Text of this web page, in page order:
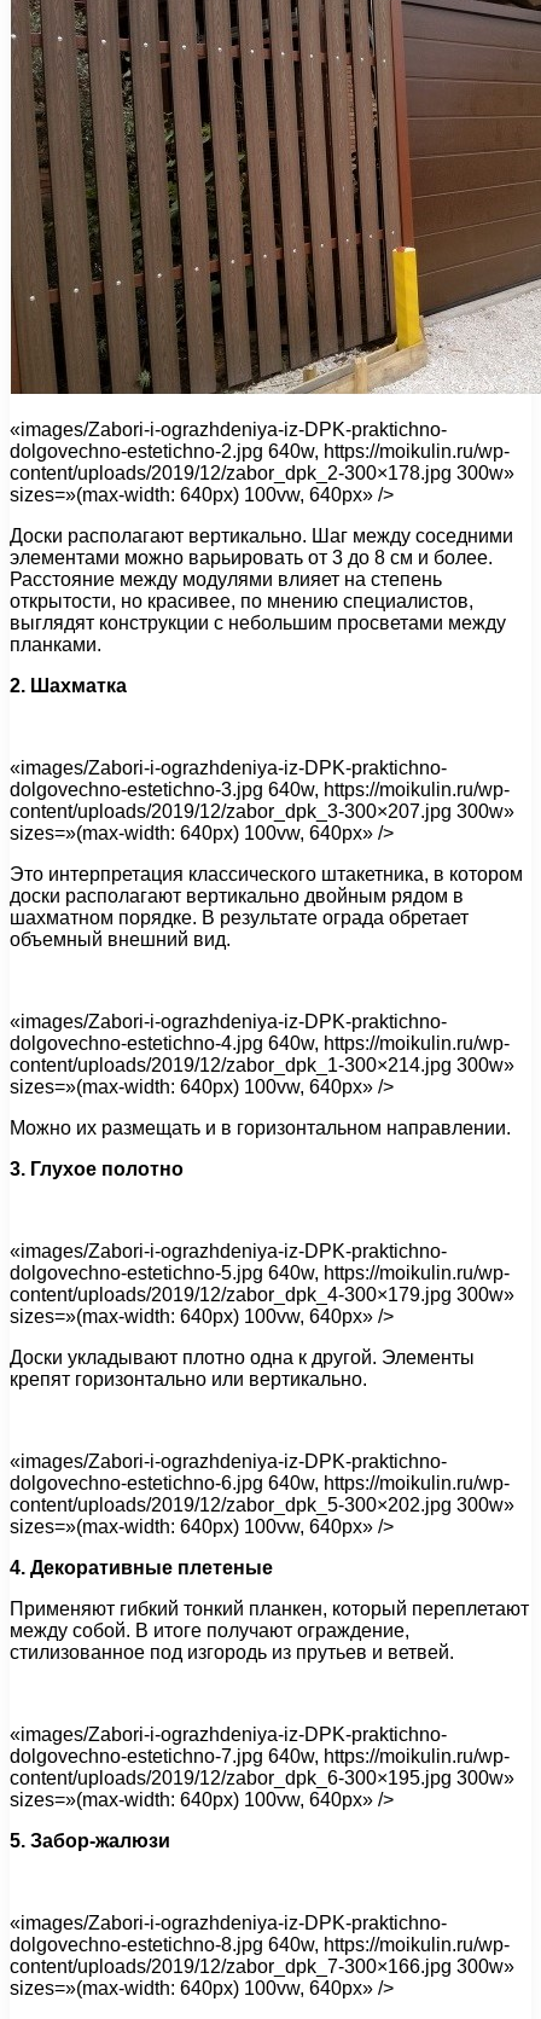
«images/Zabori-i-ograzhdeniya-iz-DPK-praktichno-
dolgovechno-estetichno-2.jpg 640w, https://moikulin.ru/wp-
content/uploads/2019/12/zabor_dpk_2-300×178.jpg 300w»
sizes=»(max-width: 640px) 100vw, 640px» />
Доски располагают вертикально. Шаг между соседними
элементами можно варьировать от 3 до 8 см и более.
Расстояние между модулями влияет на степень
открытости, но красивее, по мнению специалистов,
выглядят конструкции с небольшим просветами между
планками.
2. Шахматка
«images/Zabori-i-ograzhdeniya-iz-DPK-praktichno-
dolgovechno-estetichno-3.jpg 640w, https://moikulin.ru/wp-
content/uploads/2019/12/zabor_dpk_3-300×207.jpg 300w»
sizes=»(max-width: 640px) 100vw, 640px» />
Это интерпретация классического штакетника, в котором
доски располагают вертикально двойным рядом в
шахматном порядке. В результате ограда обретает
объемный внешний вид.
«images/Zabori-i-ograzhdeniya-iz-DPK-praktichno-
dolgovechno-estetichno-4.jpg 640w, https://moikulin.ru/wp-
content/uploads/2019/12/zabor_dpk_1-300×214.jpg 300w»
sizes=»(max-width: 640px) 100vw, 640px» />
Можно их размещать и в горизонтальном направлении.
3. Глухое полотно
«images/Zabori-i-ograzhdeniya-iz-DPK-praktichno-
dolgovechno-estetichno-5.jpg 640w, https://moikulin.ru/wp-
content/uploads/2019/12/zabor_dpk_4-300×179.jpg 300w»
sizes=»(max-width: 640px) 100vw, 640px» />
Доски укладывают плотно одна к другой. Элементы
крепят горизонтально или вертикально.
«images/Zabori-i-ograzhdeniya-iz-DPK-praktichno-
dolgovechno-estetichno-6.jpg 640w, https://moikulin.ru/wp-
content/uploads/2019/12/zabor_dpk_5-300×202.jpg 300w»
sizes=»(max-width: 640px) 100vw, 640px» />
4. Декоративные плетеные
Применяют гибкий тонкий планкен, который переплетают
между собой. В итоге получают ограждение,
стилизованное под изгородь из прутьев и ветвей.
«images/Zabori-i-ograzhdeniya-iz-DPK-praktichno-
dolgovechno-estetichno-7.jpg 640w, https://moikulin.ru/wp-
content/uploads/2019/12/zabor_dpk_6-300×195.jpg 300w»
sizes=»(max-width: 640px) 100vw, 640px» />
5. Забор-жалюзи
«images/Zabori-i-ograzhdeniya-iz-DPK-praktichno-
dolgovechno-estetichno-8.jpg 640w, https://moikulin.ru/wp-
content/uploads/2019/12/zabor_dpk_7-300×166.jpg 300w»
sizes=»(max-width: 640px) 100vw, 640px» />